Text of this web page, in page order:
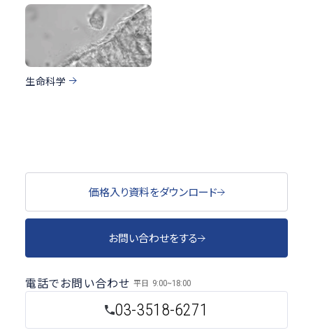
生命科学
価格入り資料をダウンロード
お問い合わせをする
03-3518-6271
電話でお問い合わせ 平日 9:00~18:00